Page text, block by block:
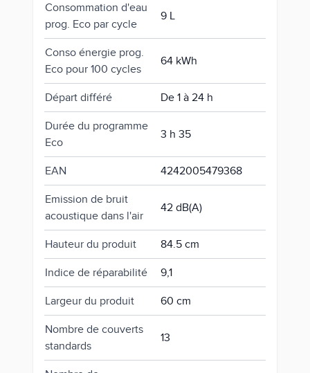
Consommation d'eau
prog. Eco par cycle
9 L
Conso énergie prog.
Eco pour 100 cycles
64 kWh
Départ différé De 1 à 24 h
Durée du programme
Eco
3 h 35
EAN 4242005479368
Emission de bruit
acoustique dans l'air
42 dB(A)
Hauteur du produit 84.5 cm
Indice de réparabilité 9,1
Largeur du produit 60 cm
Nombre de couverts
standards
13